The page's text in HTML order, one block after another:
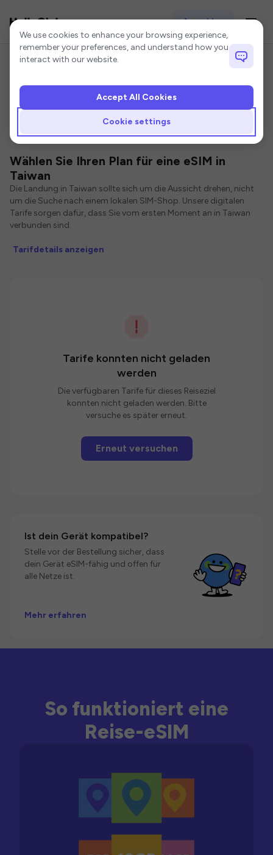
Anmelden
Startseite Taiwan eSIM
eSIMs für Taiwan
Wählen Sie Ihren Plan für eine eSIM in
Taiwan
Die Landung in Taiwan sollte sich um die Aussicht drehen, nicht
um die Suche nach einem lokalen SIM-Shop. Unsere digitalen
Tarife sorgen dafür, dass Sie vom ersten Moment an in Taiwan
verbunden sind.
Tarifdetails anzeigen
Tarife konnten nicht geladen
werden
Die verfügbaren Tarife für dieses Reiseziel
konnten nicht geladen werden. Bitte
versuche es später erneut.
Erneut versuchen
Ist dein Gerät kompatibel?
Stelle vor der Bestellung sicher, dass
dein Gerät eSIM-fähig und offen für
alle Netze ist.
Mehr erfahren
So funktioniert eine
Reise-eSIM
Cookie settings
We use cookies to enhance your browsing experience,
remember your preferences, and understand how you
interact with our website.
Cookie settings
Accept All Cookies